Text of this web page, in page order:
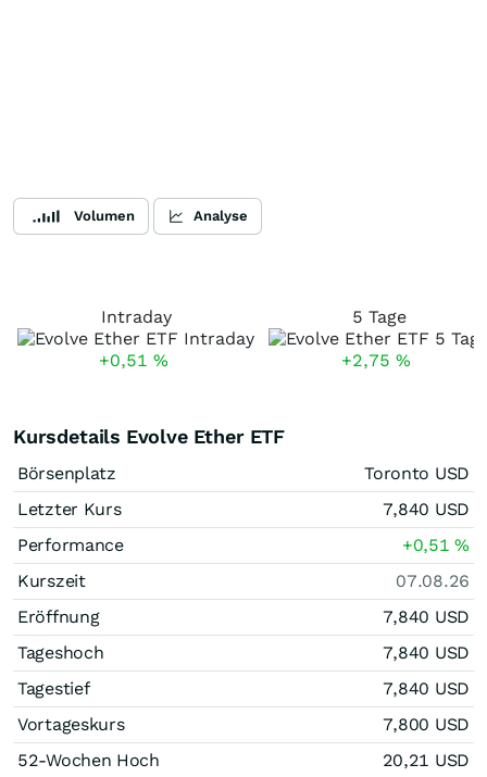
Volumen Analyse
Intraday
+0,51 %
5 Tage
+2,75 %
Kursdetails Evolve Ether ETF
Börsenplatz
Toronto USD
Letzter Kurs
7,840 USD
Performance
+0,51%
Kurszeit
07.08.26
Eröffnung
7,840 USD
Tageshoch
7,840 USD
Tagestief
7,840 USD
Vortageskurs
7,800 USD
52-Wochen Hoch
20,21 USD